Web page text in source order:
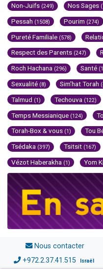
Non-Juifs (249) Nos Sages
Pessah (1508) Pourim (274)
Pureté Familiale (578)
Respect des Parents (247)
Roch Hachana (296) Santé
Sexualité (8) Sim'hat Torah
Talmud (1) Techouva (122)
Temps Messianique (124)
Torah-Box & vous (1) Tou
Tsédaka (397) Tsitsit (167)
Vézot Haberakha (1) Yom
Nous contacter
+972.2.37.41.515 Israël